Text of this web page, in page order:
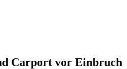
Carport vor Einbruch